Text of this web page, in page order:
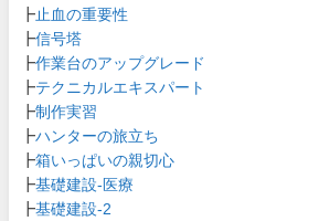
┣ 止血の重要性
┣信号塔
┣作業台のアップグレード
┣テクニカルエキスパート
┣制作実習
┣ハンターの旅立ち
┣箱いっぱいの親切心
┣基礎建設-医療
┣基礎建設-2